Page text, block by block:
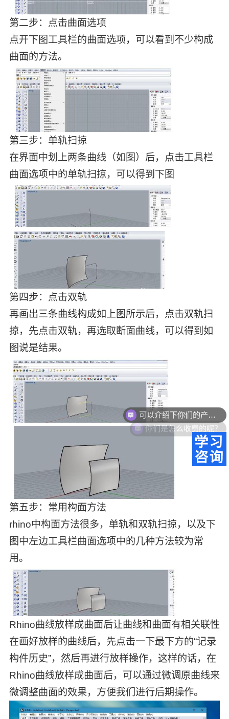
第二步：点击曲面选项
点开下图工具栏的曲面选项，可以看到不少构成
曲面的方法。
第三步：单轨扫掠
在界面中划上两条曲线（如图）后，点击工具栏
曲面选项中的单轨扫掠，可以得到下图
第四步：点击双轨
再画出三条曲线构成如上图所示后，点击双轨扫
掠，先点击双轨，再选取断面曲线，可以得到如
图说是结果。
第五步：常用构面方法
rhino中构面方法很多，单轨和双轨扫掠，以及下
图中左边工具栏曲面选项中的几种方法较为常
用。
Rhino曲线放样成曲面后让曲线和曲面有相关联性
在画好放样的曲线后，先点击一下最下方的“记录
构件历史”，然后再进行放样操作，这样的话，在
Rhino曲线放样成曲面后，可以通过微调原曲线来
微调整曲面的效果，方便我们进行后期操作。
你们是怎么收费的呢？